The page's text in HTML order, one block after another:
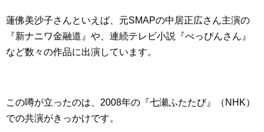
蓮佛美沙子さんといえば、元SMAPの中居正広さん主演の
『新ナニワ金融道』や、連続テレビ小説『べっぴんさん』
など数々の作品に出演しています。
この噂が立ったのは、2008年の『七瀬ふたたび』（NHK）
での共演がきっかけです。